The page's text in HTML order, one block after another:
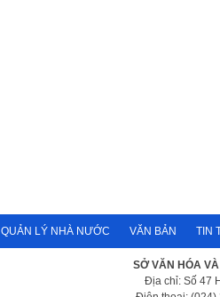
QUẢN LÝ NHÀ NƯỚC VĂN BẢN TIN
SỞ VĂN HÓA
Địa chỉ: Số 47